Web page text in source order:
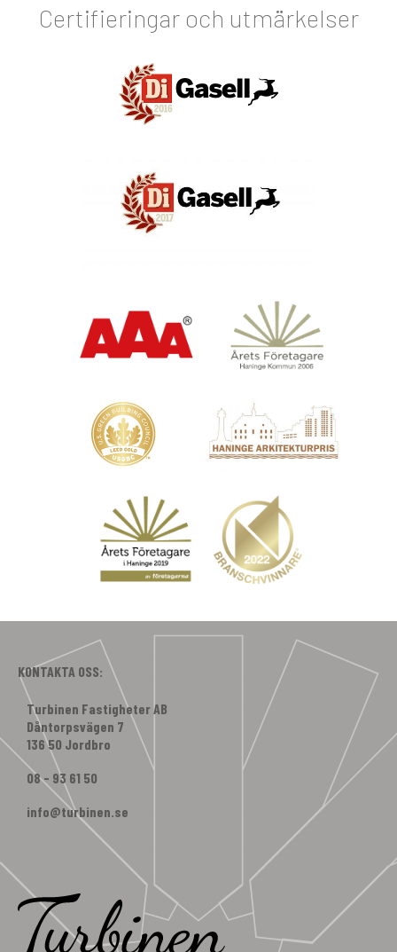
Certifieringar och utmärkelser
KONTAKTA OSS:
Turbinen Fastigheter AB
Dåntorpsvägen 7
136 50 Jordbro
08 - 93 61 50
info@turbinen.se
Facebook
Instagram